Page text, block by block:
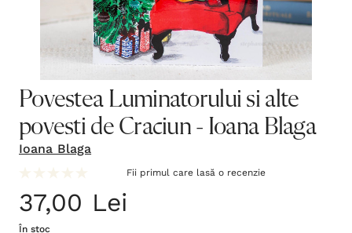
Povestea Luminatorului si alte
povesti de Craciun - Ioana Blaga
Ioana Blaga
Fii primul care lasă o recenzie
37,00 Lei
În stoc